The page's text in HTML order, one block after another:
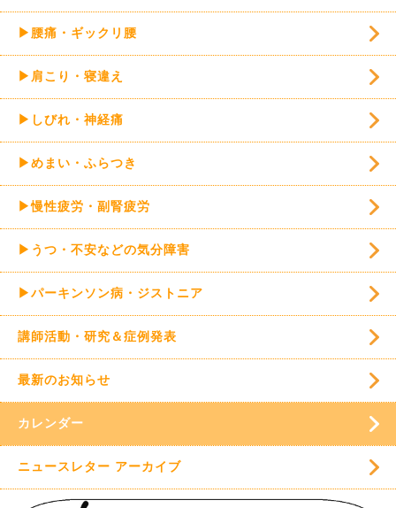
▶腰痛・ギックリ腰
▶肩こり・寝違え
▶しびれ・神経痛
▶めまい・ふらつき
▶慢性疲労・副腎疲労
▶うつ・不安などの気分障害
▶パーキンソン病・ジストニア
講師活動・研究＆症例発表
最新のお知らせ
カレンダー
ニュースレター アーカイブ